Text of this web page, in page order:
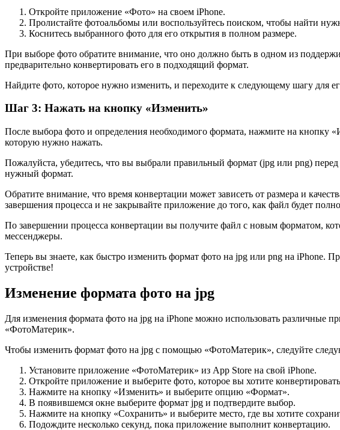
Откройте приложение «Фото» на своем iPhone.
Пролистайте фотоальбомы или воспользуйтесь поиском, чтобы найти
Коснитесь выбранного фото для его открытия в полном размере.
При выборе фото обратите внимание, что оно должно быть в одном из
предварительно конвертировать его в подходящий формат.
Найдите фото, которое нужно изменить, и переходите к следующему шагу для
Шаг 3: Нажать на кнопку «Изменить»
После выбора фото и определения необходимого формата, нажмите на кнопку
которую нужно нажать.
Пожалуйста, убедитесь, что вы выбрали правильный формат (jpg или png)
нужный формат.
Обратите внимание, что время конвертации может зависеть от размера и
завершения процесса и не закрывайте приложение до того, как файл будет
По завершении процесса конвертации вы получите файл с новым форматом,
мессенджеры.
Теперь вы знаете, как быстро изменить формат фото на jpg или png на iPhone.
устройстве!
Изменение формата фото на jpg
Для изменения формата фото на jpg на iPhone можно использовать различные
«ФотоМатерик».
Чтобы изменить формат фото на jpg с помощью «ФотоМатерик», следуйте
Установите приложение «ФотоМатерик» из App Store на свой iPhone.
Откройте приложение и выберите фото, которое вы хотите
Нажмите на кнопку «Изменить» и выберите опцию «Формат».
В появившемся окне выберите формат jpg и подтвердите выбор.
Нажмите на кнопку «Сохранить» и выберите место, где вы хотите
Подождите несколько секунд, пока приложение выполнит конвертацию.